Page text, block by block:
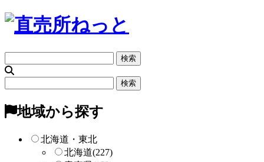
リ
索
ー
検
地域から探す
北海道・東北
北海道(227)